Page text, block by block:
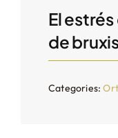
El
de
Categories: